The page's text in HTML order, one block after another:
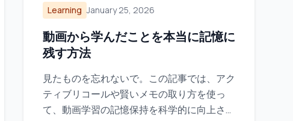
Learning January 25, 2026
動画から学んだことを本当に記憶に
残す方法
見たものを忘れないで。この記事では、アク
ティブリコールや賢いメモの取り方を使っ
て、動画学習の記憶保持を科学的に向上させ